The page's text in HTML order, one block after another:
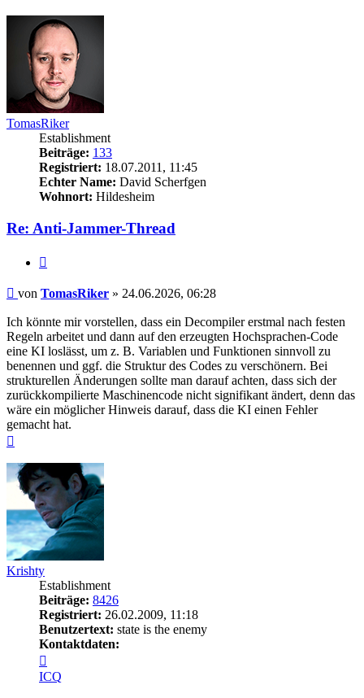
TomasRiker
Establishment
Beiträge: 133
Registriert: 18.07.2011, 11:45
Echter Name: David Scherfgen
Wohnort: Hildesheim
Re: Anti-Jammer-Thread
Beitrag
von TomasRiker » 24.06.2026, 06:28
Ich könnte mir vorstellen, dass ein Decompiler erstmal nach festen
Regeln arbeitet und dann auf den erzeugten Hochsprachen-Code
eine KI loslässt, um z. B. Variablen und Funktionen sinnvoll zu
benennen und ggf. die Struktur des Codes zu verschönern. Bei
strukturellen Änderungen sollte man darauf achten, dass sich der
zurückkompilierte Maschinencode nicht signifikant ändert, denn das
wäre ein möglicher Hinweis darauf, dass die KI einen Fehler
gemacht hat.
Krishty
Establishment
Beiträge: 8426
Registriert: 26.02.2009, 11:18
Benutzertext: state is the enemy
Kontaktdaten:
von
Krishty
ICQ